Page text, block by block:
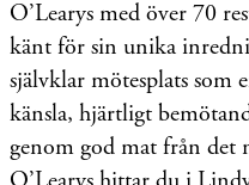
O’Learys med över 70
känt för sin unika
självklar mötesplats som
känsla, hjärtligt
genom god mat från det